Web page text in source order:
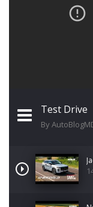
Test Drive
By